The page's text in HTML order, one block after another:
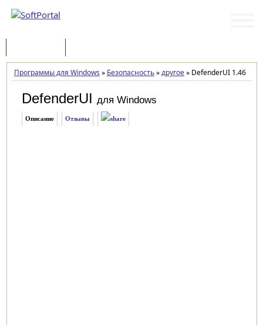
Программы для Windows » Безопасность»другое»DefenderUI 1.46
DefenderUI для Windows
Описание Отзывы